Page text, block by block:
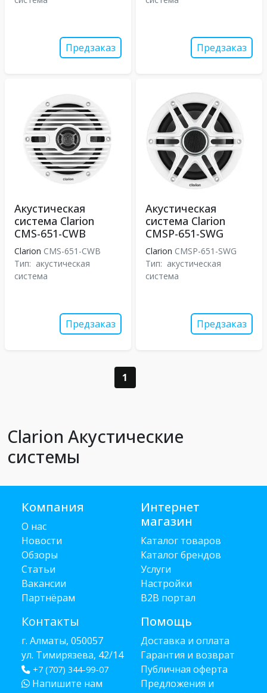
Предзаказ Предзаказ
Акустическая
система Clarion
CMS-651-CWB
Clarion CMS-651-CWB
Тип: акустическая
система
Предзаказ
Акустическая
система Clarion
CMSP-651-SWG
Clarion CMSP-651-SWG
Тип: акустическая
система
Предзаказ
1
Clarion Акустические
системы
Компания
О нас
Новости
Обзоры
Статьи
Вакансии
Партнёрам
Контакты
г. Алматы, 050057
ул. Тимирязева, 42/14
+7 (707) 344-99-07
Напишите нам
Интернет
магазин
Каталог товаров
Каталог брендов
Услуги
Настройки
B2B портал
Помощь
Доставка и оплата
Гарантия и возврат
Публичная оферта
Предложения и